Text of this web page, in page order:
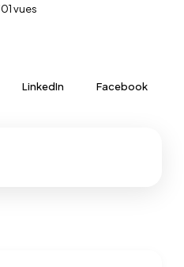
vues
LinkedIn Facebook